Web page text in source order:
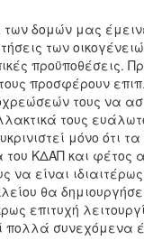
δομών μας
των
προϋποθέσεις.
προσφέρουν
τους να
τους
μόνο ότι
ΚΔΑΠ και φέτος
είναι
θα
επιτυχή
πολλά συνεχόμενα